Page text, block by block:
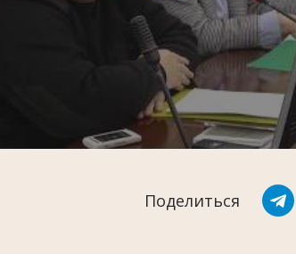
Поделиться